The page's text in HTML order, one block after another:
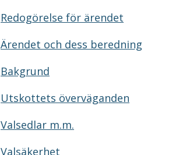
Redogörelse för ärendet
Ärendet och dess beredning
Bakgrund
Utskottets överväganden
Valsedlar m.m.
Valsäkerhet